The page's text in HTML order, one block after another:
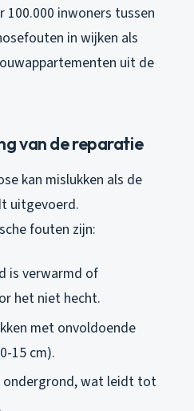
100.000 inwoners tussen
in wijken als
uit de
van de reparatie
kan mislukken als de
uitgevoerd.
fouten zijn:
is verwarmd of
het niet hecht.
met onvoldoende
15 cm).
ondergrond, wat leidt tot